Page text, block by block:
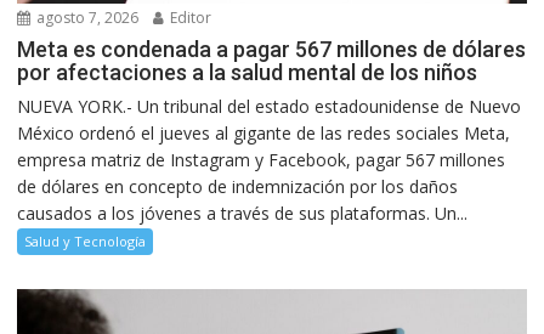
agosto 7, 2026 Editor
Meta es condenada a pagar 567 millones de dólares
por afectaciones a la salud mental de los niños
NUEVA YORK.- Un tribunal del estado estadounidense de Nuevo
México ordenó el jueves al gigante de las redes sociales Meta,
empresa matriz de Instagram y Facebook, pagar 567 millones
de dólares en concepto de indemnización por los daños
causados a los jóvenes a través de sus plataformas. Un...
Salud y Tecnología